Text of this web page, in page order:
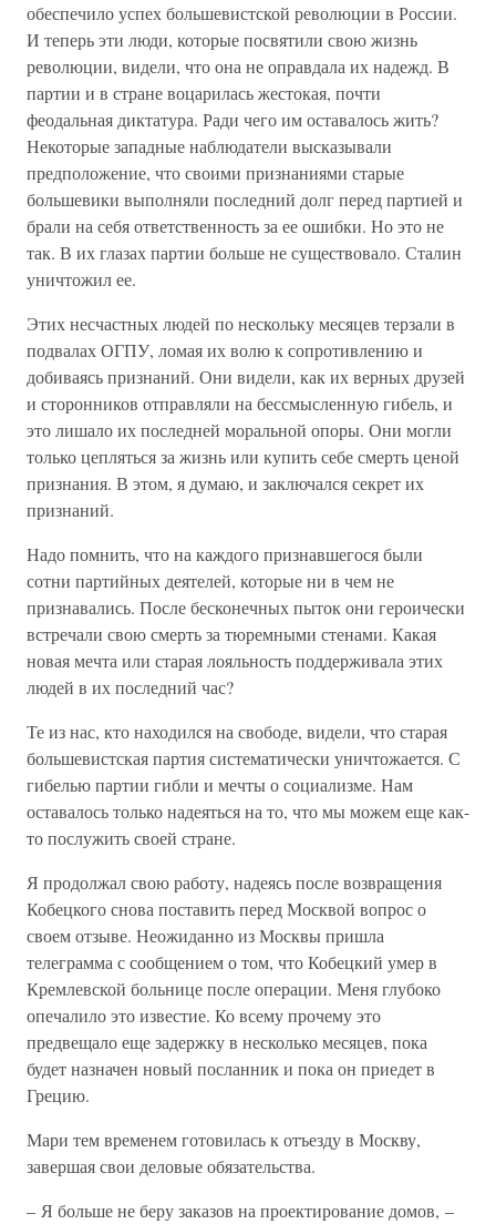
обеспечило успех большевистской революции в России.
И теперь эти люди, которые посвятили свою жизнь
революции, видели, что она не оправдала их надежд. В
партии и в стране воцарилась жестокая, почти
феодальная диктатура. Ради чего им оставалось жить?
Некоторые западные наблюдатели высказывали
предположение, что своими признаниями старые
большевики выполняли последний долг перед партией и
брали на себя ответственность за ее ошибки. Но это не
так. В их глазах партии больше не существовало. Сталин
уничтожил ее.
Этих несчастных людей по нескольку месяцев терзали в
подвалах ОГПУ, ломая их волю к сопротивлению и
добиваясь признаний. Они видели, как их верных друзей
и сторонников отправляли на бессмысленную гибель, и
это лишало их последней моральной опоры. Они могли
только цепляться за жизнь или купить себе смерть ценой
признания. В этом, я думаю, и заключался секрет их
признаний.
Надо помнить, что на каждого признавшегося были
сотни партийных деятелей, которые ни в чем не
признавались. После бесконечных пыток они героически
встречали свою смерть за тюремными стенами. Какая
новая мечта или старая лояльность поддерживала этих
людей в их последний час?
Те из нас, кто находился на свободе, видели, что старая
большевистская партия систематически уничтожается. С
гибелью партии гибли и мечты о социализме. Нам
оставалось только надеяться на то, что мы можем еще как-
то послужить своей стране.
Я продолжал свою работу, надеясь после возвращения
Кобецкого снова поставить перед Москвой вопрос о
своем отзыве. Неожиданно из Москвы пришла
телеграмма с сообщением о том, что Кобецкий умер в
Кремлевской больнице после операции. Меня глубоко
опечалило это известие. Ко всему прочему это
предвещало еще задержку в несколько месяцев, пока
будет назначен новый посланник и пока он приедет в
Грецию.
Мари тем временем готовилась к отъезду в Москву,
завершая свои деловые обязательства.
– Я больше не беру заказов на проектирование домов, –